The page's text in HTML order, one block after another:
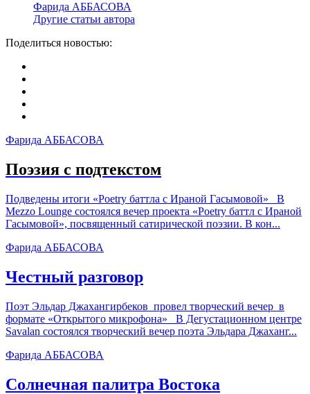
Фарида АББАСОВА
Другие статьи автора
Поделиться новостью:
Фарида АББАСОВА
Поэзия с подтекстом
Подведены итоги «Poetry баттла с Ираной Гасымовой» В
Mezzo Lounge состоялся вечер проекта «Poetry баттл с Ираной
Гасымовой», посвященный сатирической поэзии. В кон...
Фарида АББАСОВА
Честный разговор
Поэт Эльдар Джахангирбеков провел творческий вечер в
формате «Открытого микрофона» В Дегустационном центре
Savalan состоялся творческий вечер поэта Эльдара Джаханг...
Фарида АББАСОВА
Солнечная палитра Востока